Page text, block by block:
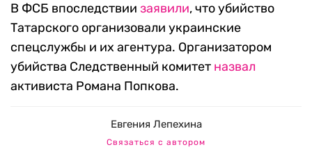
В ФСБ впоследствии заявили, что убийство
Татарского организовали украинские
спецслужбы и их агентура. Организатором
убийства Следственный комитет назвал
активиста Романа Попкова.
Евгения Лепехина
Связаться с автором